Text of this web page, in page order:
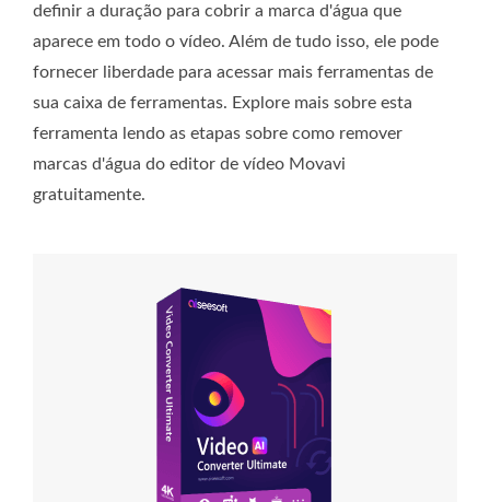
definir a duração para cobrir a marca d'água que
aparece em todo o vídeo. Além de tudo isso, ele pode
fornecer liberdade para acessar mais ferramentas de
sua caixa de ferramentas. Explore mais sobre esta
ferramenta lendo as etapas sobre como remover
marcas d'água do editor de vídeo Movavi
gratuitamente.